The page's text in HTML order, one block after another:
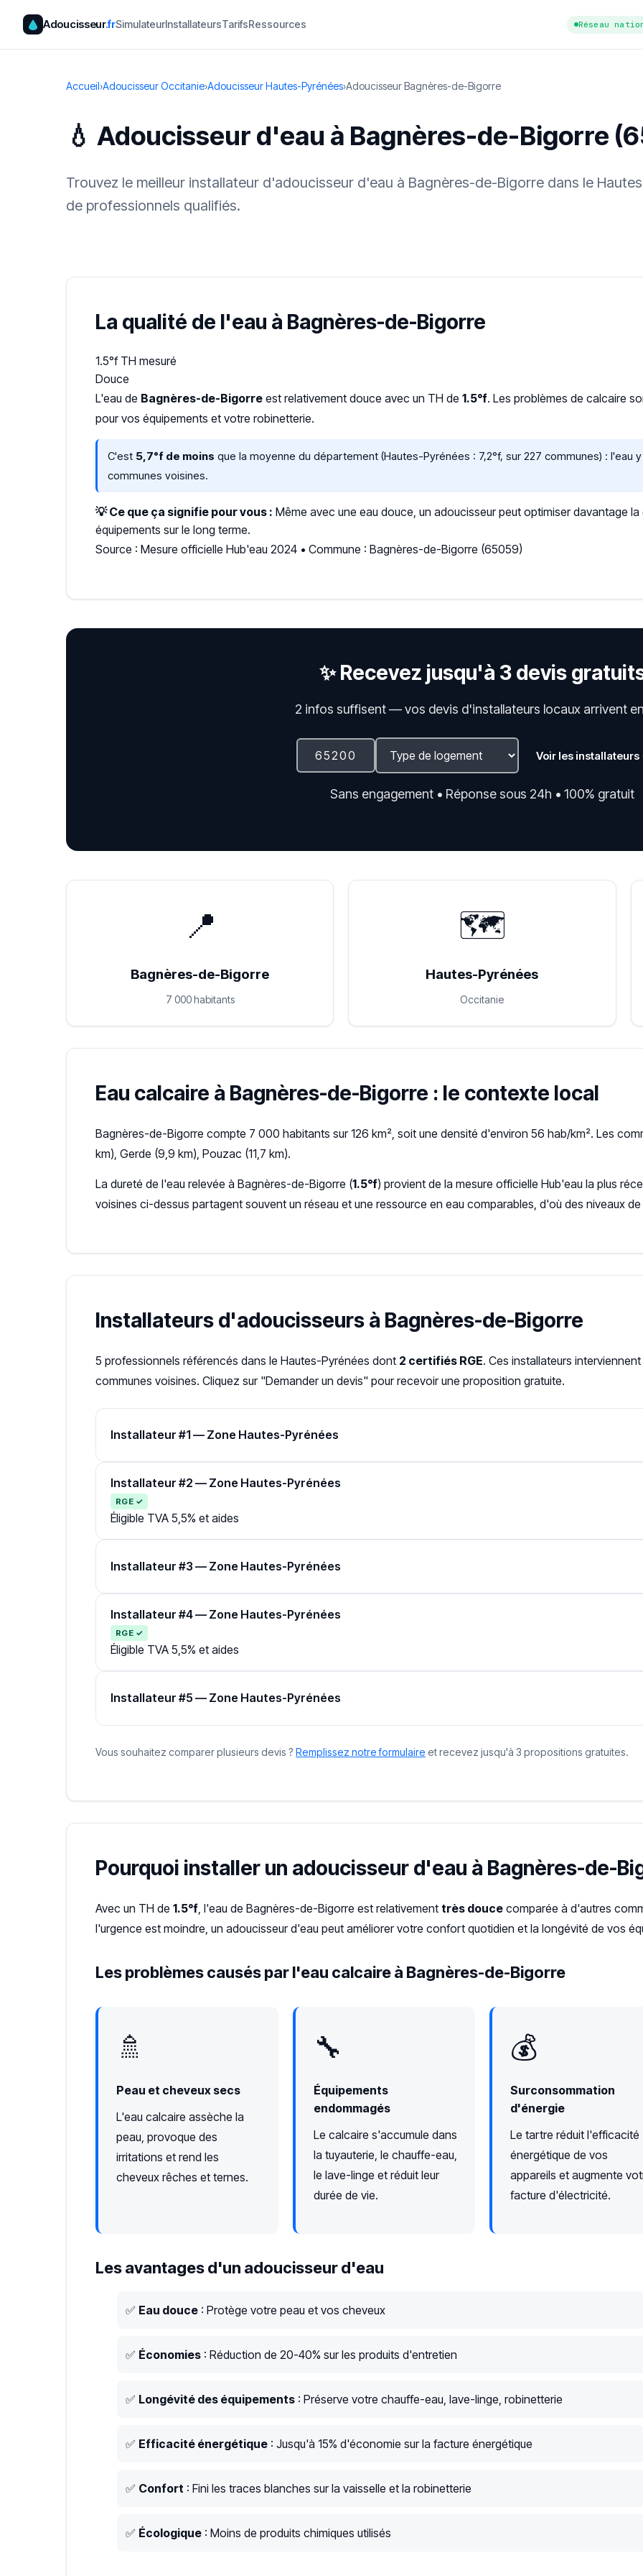
Adoucisseur.frSimulateurInstallateursTarifsRessources Réseau
Accueil›Adoucisseur Occitanie›Adoucisseur Hautes-Pyrénées›Adoucisseur Bagnères-de-Bigorre
💧 Adoucisseur d'eau à Bagnères-de-Bigorre
Trouvez le meilleur installateur d'adoucisseur d'eau à Bagnères-de-Bigorre dans le
de professionnels qualifiés.
La qualité de l'eau à Bagnères-de-Bigorre
1.5°f TH mesuré
Douce
L'eau de Bagnères-de-Bigorre est relativement douce avec un TH de 1.5°f. Les problèmes de calcaire
pour vos équipements et votre robinetterie.
C'est 5,7°f de moins que la moyenne du département (Hautes-Pyrénées : 7,2°f, sur 227 communes) : l'eau
communes voisines.
💡 Ce que ça signifie pour vous : Même avec une eau douce, un adoucisseur peut optimiser davantage
équipements sur le long terme.
Source : Mesure officielle Hub'eau 2024 • Commune : Bagnères-de-Bigorre (65059)
✨ Recevez jusqu'à 3 devis
2 infos suffisent — vos devis d'installateurs locaux arrivent
Voir les
Sans engagement • Réponse sous 24h • 100% gratuit
📍
Bagnères-de-Bigorre
7 000 habitants
🗺️
Hautes-Pyrénées
Occitanie
Eau calcaire à Bagnères-de-Bigorre : le contexte local
Bagnères-de-Bigorre compte 7 000 habitants sur 126 km², soit une densité d'environ 56 hab/km². Les
km), Gerde (9,9 km), Pouzac (11,7 km).
La dureté de l'eau relevée à Bagnères-de-Bigorre (1.5°f) provient de la mesure officielle Hub'eau la plus
voisines ci-dessus partagent souvent un réseau et une ressource en eau comparables, d'où des niveaux
Installateurs d'adoucisseurs à Bagnères-de-Bigorre
5 professionnels référencés dans le Hautes-Pyrénées dont 2 certifiés RGE. Ces installateurs
communes voisines. Cliquez sur "Demander un devis" pour recevoir une proposition gratuite.
Installateur #1 — Zone Hautes-Pyrénées
Installateur #2 — Zone Hautes-Pyrénées
RGE ✓
Éligible TVA 5,5% et aides
Installateur #3 — Zone Hautes-Pyrénées
Installateur #4 — Zone Hautes-Pyrénées
RGE ✓
Éligible TVA 5,5% et aides
Installateur #5 — Zone Hautes-Pyrénées
Vous souhaitez comparer plusieurs devis ? Remplissez notre formulaire et recevez jusqu'à 3 propositions gratuites.
Pourquoi installer un adoucisseur d'eau à Bagnères-de-
Avec un TH de 1.5°f , l'eau de Bagnères-de-Bigorre est relativement très douce comparée à d'autres
l'urgence est moindre, un adoucisseur d'eau peut améliorer votre confort quotidien et la longévité de vos
Les problèmes causés par l'eau calcaire à Bagnères-de-Bigorre
🚿
Peau et cheveux secs
L'eau calcaire assèche la
peau, provoque des
irritations et rend les
cheveux rêches et ternes.
🔧
Équipements
endommagés
Le calcaire s'accumule dans
la tuyauterie, le chauffe-eau,
le lave-linge et réduit leur
durée de vie.
💰
Surconsommation
d'énergie
Le tartre réduit l'efficacité
énergétique de vos
appareils et augmente
facture d'électricité.
Les avantages d'un adoucisseur d'eau
✅ Eau douce : Protège votre peau et vos cheveux
✅ Économies : Réduction de 20-40% sur les produits d'entretien
✅ Longévité des équipements : Préserve votre chauffe-eau, lave-linge, robinetterie
✅ Efficacité énergétique : Jusqu'à 15% d'économie sur la facture énergétique
✅ Confort : Fini les traces blanches sur la vaisselle et la robinetterie
✅ Écologique : Moins de produits chimiques utilisés